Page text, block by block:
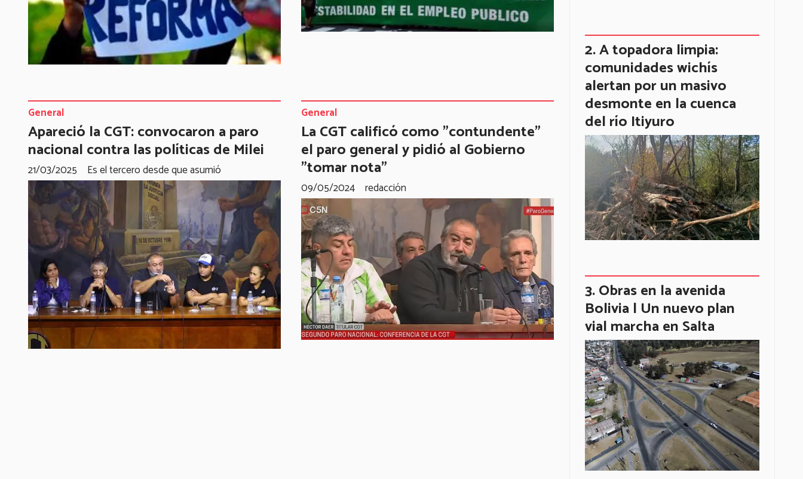
Apareció la CGT: convocaron a paro
nacional contra las políticas de Milei
Es el tercero desde que asumió
General
21/03/2025
La CGT calificó como "contundente"
el paro general y pidió al Gobierno
"tomar nota"
redacción
General
09/05/2024
A topadora limpia:
comunidades wichís
alertan por un masivo
desmonte en la cuenca
del río Itiyuro
Obras en la avenida
Bolivia | Un nuevo plan
vial marcha en Salta